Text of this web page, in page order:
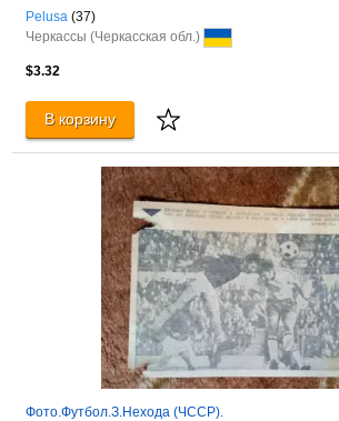
Pelusa (37)
Черкассы (Черкасская обл.)
$3.32
В корзину
Фото.Футбол.З.Нехода (ЧССР).